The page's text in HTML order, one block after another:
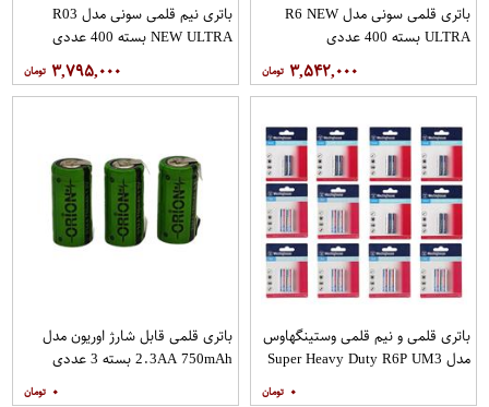
باتری قلمی سونی مدل R6 NEW
ULTRA بسته 400 عددی
۳,۵۴۲,۰۰۰
باتری نیم قلمی سونی مدل R03
NEW ULTRA بسته 400 عددی
۳,۷۹۵,۰۰۰
باتری قلمی و نیم قلمی وستینگهاوس
مدل Super Heavy Duty R6P UM3
۰
باتری قلمی قابل شارژ اوریون مدل
2.3AA 750mAh بسته 3 عددی
۰